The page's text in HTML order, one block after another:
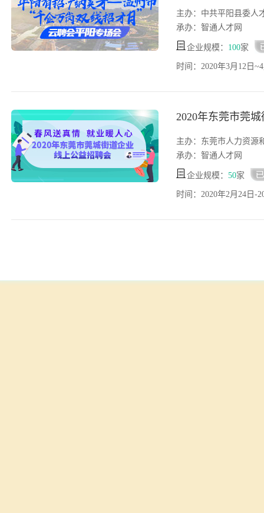
主办：中共平阳县委人
承办：智通人才网
企业规模： 100家
时间：2020年3月12日
2020年东莞市莞
主办：东莞市人力资源
承办：智通人才网
企业规模： 50家
时间：2020年2月24日-